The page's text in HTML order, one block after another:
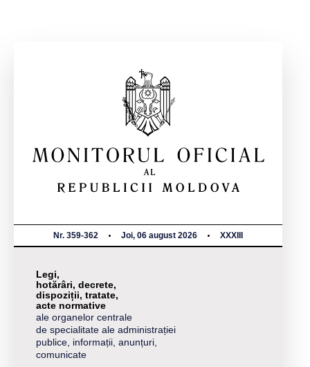
Nr. 359-362 Joi, 06 august 2026 XXXIII
Legi,
hotărâri, decrete,
dispoziții, tratate,
acte normative
ale organelor centrale
de specialitate ale administrației
publice, informații, anunțuri,
comunicate